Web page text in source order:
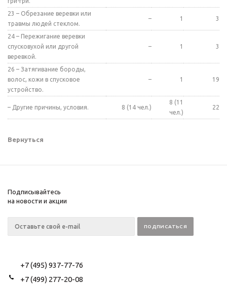
23 – Обрезание веревки или
травмы людей стеклом.
– 1 3
24 – Пережигание веревки
спусковухой или другой
веревкой.
– 1 3
26 – Затягивание бороды,
волос, кожи в спусковое
устройство.
– 1 19
– Другие причины, условия. 8 (14 чел.)
8 (11
чел.)
22
Вернуться
Подписывайтесь
на новости и акции
+7 (495) 937-77-76
+7 (499) 277-20-08